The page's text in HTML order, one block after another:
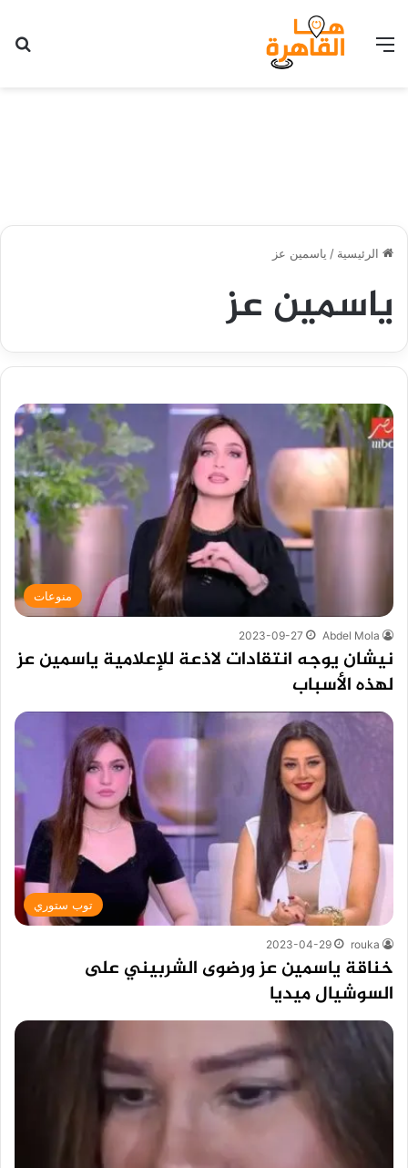
القائمة
الرئيسية / ياسمين عز
ياسمين عز
منوعات
Abdel Mola
2023-09-27
نيشان يوجه انتقادات لاذعة للإعلامية ياسمين عز
لهذه الأسباب
توب ستوري
rouka
2023-04-29
خناقة ياسمين عز ورضوى الشربيني على
السوشيال ميديا